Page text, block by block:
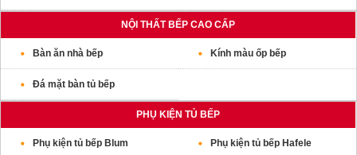
NỘI THẤT BẾP CAO CẤP
Bàn ăn nhà bếp Kính màu ốp bếp
Đá mặt bàn tủ bếp
PHỤ KIỆN TỦ BẾP
Phụ kiện tủ bếp Blum Phụ kiện tủ bếp Hafele